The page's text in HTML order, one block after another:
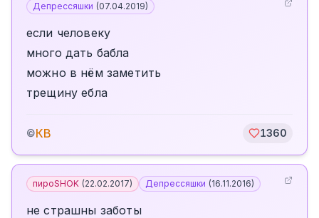
Депрессяшки (07.04.2019)
если человеку
много дать бабла
можно в нём заметить
трещину ебла
©КВ 1360
пироSHOK (22.02.2017) Депрессяшки (16.11.2016)
не страшны заботы